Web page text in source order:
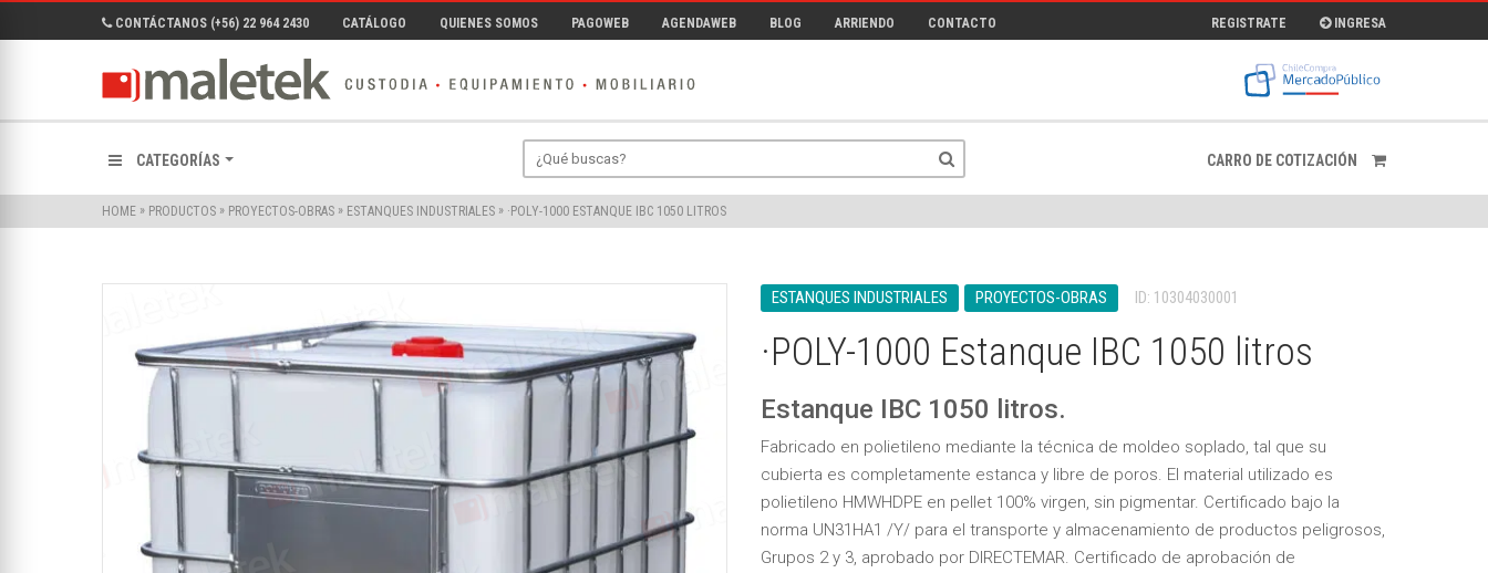
CONTÁCTANOS (+56) 22 964 2430 CATÁLOGO QUIENES SOMOS PAGOWEB AGENDAWEB BLOG ARRIENDO CONTACTO REGISTRATE INGRESA
CATEGORÍAS CARRO DE COTIZACIÓN
HOME » PRODUCTOS » PROYECTOS-OBRAS » ESTANQUES INDUSTRIALES » ·POLY-1000 ESTANQUE IBC 1050 LITROS
ESTANQUES INDUSTRIALES PROYECTOS-OBRAS ID: 10304030001
·POLY-1000 Estanque IBC 1050 litros
Estanque IBC 1050 litros.
Fabricado en polietileno mediante la técnica de moldeo soplado, tal que su
cubierta es completamente estanca y libre de poros. El material utilizado es
polietileno HMWHDPE en pellet 100% virgen, sin pigmentar. Certificado bajo la
norma UN31HA1 /Y/ para el transporte y almacenamiento de productos peligrosos,
Grupos 2 y 3, aprobado por DIRECTEMAR. Certificado de aprobación de